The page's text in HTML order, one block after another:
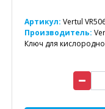
Артикул: Vertul
Производитель:
Ключ для